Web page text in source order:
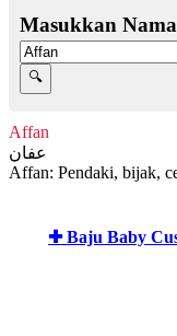
Masukkan
Affan
عفان
Affan: Pendaki, bijak,
✚ Baju Baby